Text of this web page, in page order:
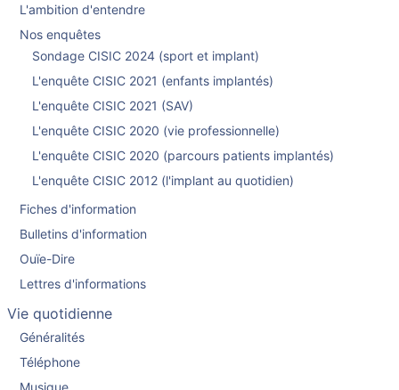
L'ambition d'entendre
Nos enquêtes
Sondage CISIC 2024 (sport et implant)
L'enquête CISIC 2021 (enfants implantés)
L'enquête CISIC 2021 (SAV)
L'enquête CISIC 2020 (vie professionnelle)
L'enquête CISIC 2020 (parcours patients implantés)
L'enquête CISIC 2012 (l'implant au quotidien)
Fiches d'information
Bulletins d'information
Ouïe-Dire
Lettres d'informations
Vie quotidienne
Généralités
Téléphone
Musique